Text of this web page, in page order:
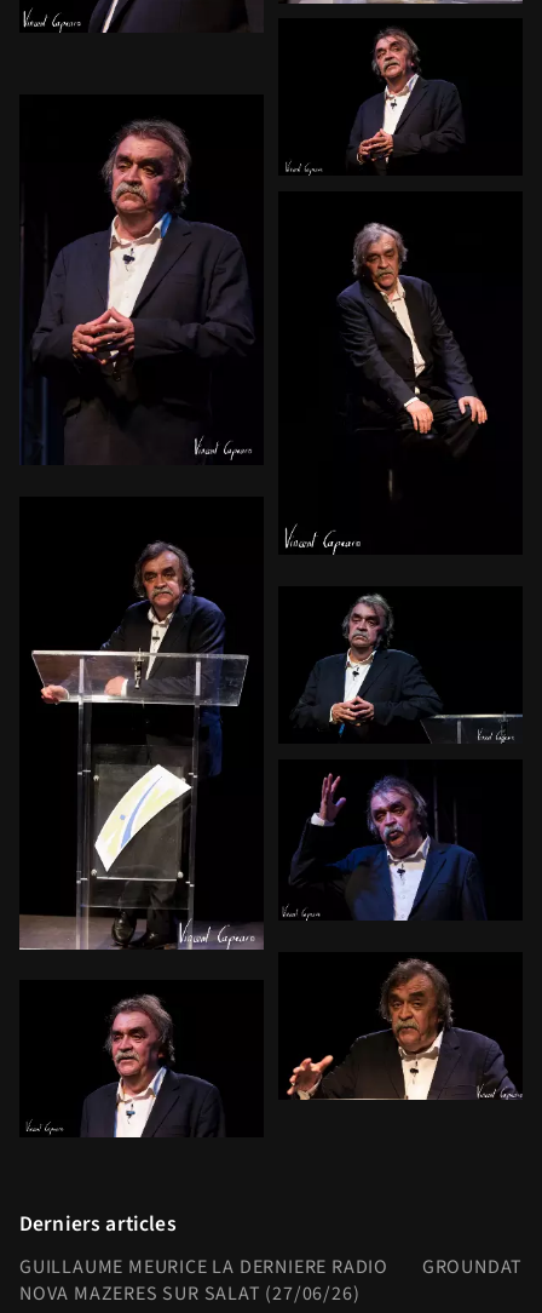
Derniers articles
GUILLAUME MEURICE LA DERNIERE RADIO
NOVA MAZERES SUR SALAT (27/06/26)